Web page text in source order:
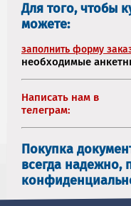
Для того, чтобы
можете:
заполнить форму
необходимые
Написать нам в
телеграм:
Покупка
всегда надежно,